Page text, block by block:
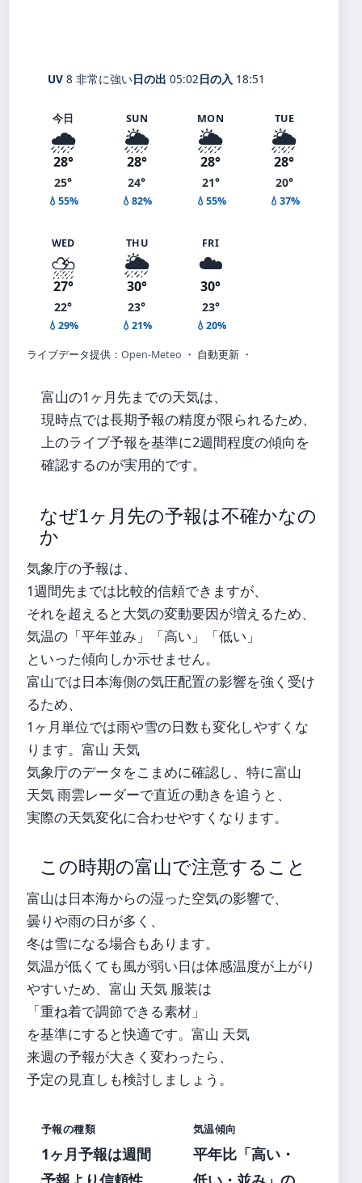
UV 8 非常に強い日の出 05:02日の入 18:51
今日
🌧️
28°
25°
💧55%
SUN
🌦️
28°
24°
💧82%
MON
🌦️
28°
21°
💧55%
TUE
🌦️
28°
20°
💧37%
WED
⛈️
27°
22°
💧29%
THU
🌦️
30°
23°
💧21%
FRI
☁️
30°
23°
💧20%
ライブデータ提供： Open-Meteo ・ 自動更新 ・
富山の1ヶ月先までの天気は、
現時点では長期予報の精度が限られるため、
上のライブ予報を基準に2週間程度の傾向を
確認するのが実用的です。
なぜ1ヶ月先の予報は不確かなの
か
気象庁の予報は、
1週間先までは比較的信頼できますが、
それを超えると大気の変動要因が増えるため、
気温の「平年並み」「高い」「低い」
といった傾向しか示せません。
富山では日本海側の気圧配置の影響を強く受け
るため、
1ヶ月単位では雨や雪の日数も変化しやすくな
ります。富山 天気
気象庁のデータをこまめに確認し、特に富山
天気 雨雲レーダーで直近の動きを追うと、
実際の天気変化に合わせやすくなります。
この時期の富山で注意すること
富山は日本海からの湿った空気の影響で、
曇りや雨の日が多く、
冬は雪になる場合もあります。
気温が低くても風が弱い日は体感温度が上がり
やすいため、富山 天気 服装は
「重ね着で調節できる素材」
を基準にすると快適です。富山 天気
来週の予報が大きく変わったら、
予定の見直しも検討しましょう。
予報の種類
1ヶ月予報は週間
気温傾向
平年比「高い・